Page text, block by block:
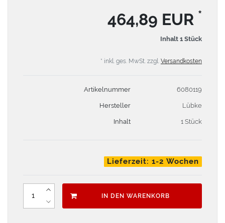
464,89 EUR *
Inhalt 1 Stück
* inkl. ges. MwSt. zzgl. Versandkosten
Artikelnummer 6080119
Hersteller Lübke
Inhalt 1 Stück
Lieferzeit: 1-2 Wochen
IN DEN WARENKORB